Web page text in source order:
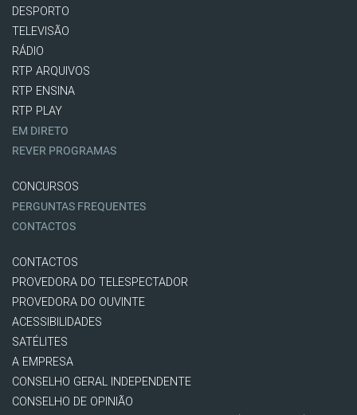
DESPORTO
TELEVISÃO
RÁDIO
RTP ARQUIVOS
RTP ENSINA
RTP PLAY
EM DIRETO
REVER PROGRAMAS
CONCURSOS
PERGUNTAS FREQUENTES
CONTACTOS
CONTACTOS
PROVEDORA DO TELESPECTADOR
PROVEDORA DO OUVINTE
ACESSIBILIDADES
SATÉLITES
A EMPRESA
CONSELHO GERAL INDEPENDENTE
CONSELHO DE OPINIÃO